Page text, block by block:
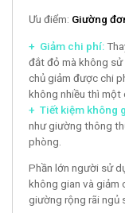
Ưu điểm: Giường
+ Giảm chi phí:
đắt đỏ mà không
chủ giảm được chi
không nhiều thì một
+ Tiết kiệm không
như giường thông
phòng.
Phần lớn người sử
không gian và giảm
giường rộng rãi ngủ